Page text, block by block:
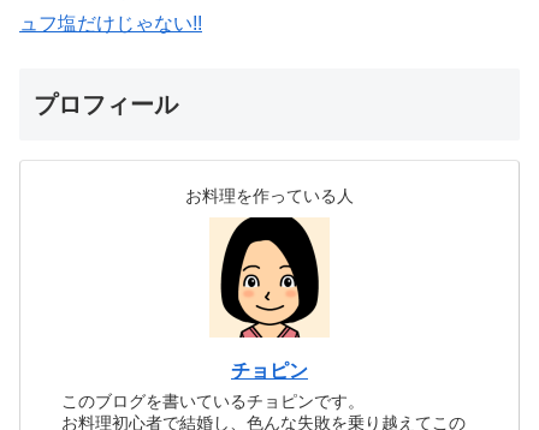
ュフ塩だけじゃない!!
プロフィール
お料理を作っている人
チョピン
このブログを書いているチョピンです。
お料理初心者で結婚し、色んな失敗を乗り越えてこの